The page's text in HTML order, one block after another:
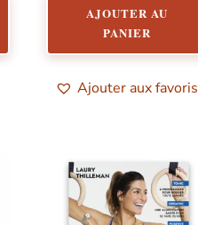
AJOUTER AU
PANIER
Ajouter aux favoris